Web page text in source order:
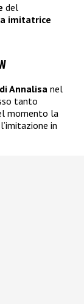
del
imitatrice
Annalisa nel
tanto
momento la
in